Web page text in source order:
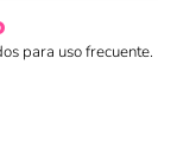
para uso frecuente.